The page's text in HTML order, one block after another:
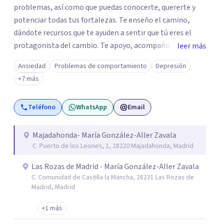
problemas, así como que puedas conocerte, quererte y
potenciar todas tus fortalezas. Te enseño el camino,
dándote recursos que te ayuden a sentir que tú eres el
protagonista del cambio. Te apoyo, acompaño, sostengo
y ayudo en el proceso de transformación. Nos
construimos en base a nuestra propia historia. Todo lo
que ha formado parte de nuestra experiencia de vida
influye en nuestro presente. De manera transversal y
conjunta a todas y cada una de las técnicas que
realizaremos esa conexión con nuestra parte más
esencial y auténtica. Mi terapia, con enfoque global, tiene
Mindfulness, de la tendencia Slowlife, y de la Psicología
Positiva, que nos dan un gran aporte de serenidad,
experiencia y sensibilidad. Mi vocación y método, así
leer más
Ansiedad Problemas de comportamiento
Depresión
+7 más
Teléfono WhatsApp Email
Majadahonda- María González-Aller Zavala
C. Puerto de los Leones, 1, 28220 Majadahonda, Madrid
Las Rozas de Madrid - María González-Aller Zavala
C. Comunidad de Castilla la Mancha, 28231 Las Rozas de
Madrid, Madrid
+1 más